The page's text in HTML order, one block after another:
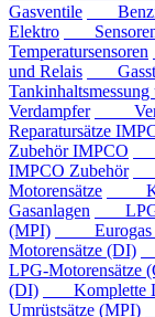
Gasventile
Elektro
Temperatursensoren
und Relais
Tankinhaltsmessung
Verdampfer
Reparatursätze
Zubehör IMPCO
IMPCO Zubehör
Motorensätze
Gasanlagen
LPG-
(MPI)
Eurogas
Motorensätze (DI)
LPG-Motorensätze
(DI)
Komplette
Umrüstsätze (MPI)